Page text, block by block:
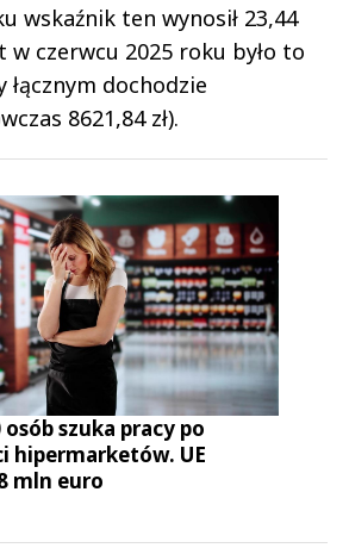
wskaźnik ten wynosił 23,44
czerwcu 2025 roku było to
łącznym dochodzie
8621,84 zł).
osób szuka pracy po
hipermarketów. UE
mln euro